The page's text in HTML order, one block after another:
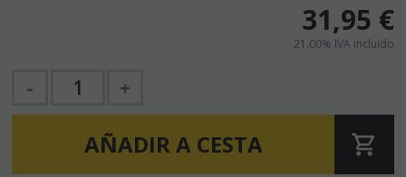
31,95 €
21.00% IVA incluido
- +
AÑADIR A CESTA